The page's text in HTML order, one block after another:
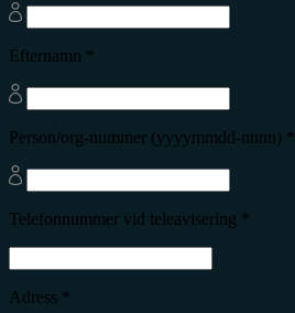
Efternamn *
Person/org-nummer (yyyymmdd-nnnn) *
Telefonnummer vid teleavisering *
Adress *